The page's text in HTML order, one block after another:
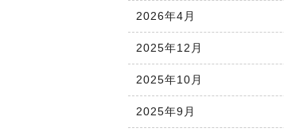
2026年4月
2025年12月
2025年10月
2025年9月